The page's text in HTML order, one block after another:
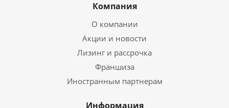
Компания
О компании
Акции и новости
Лизинг и рассрочка
Франшиза
Иностранным партнерам
Информация